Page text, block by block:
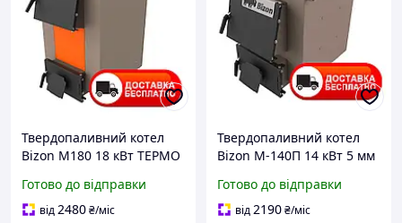
Твердопаливний котел
Bizon М180 18 кВт ТЕРМО
Готово до відправки
від2480₴/міс
Твердопаливний котел
Bizon М-140П 14 кВт 5 мм
Готово до відправки
від2190₴/міс